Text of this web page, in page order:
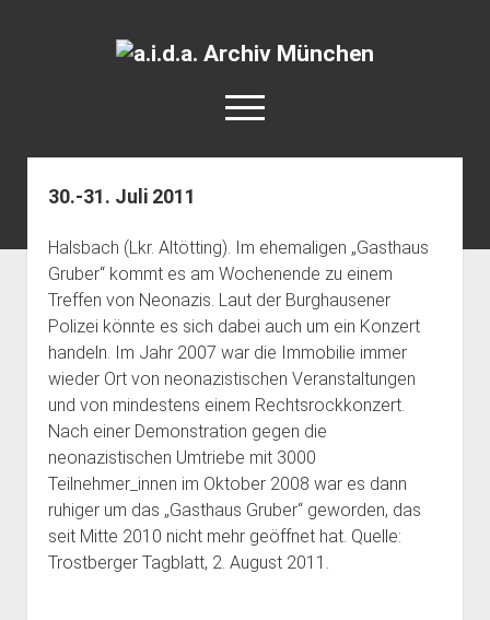
a.i.d.a.
open
menu
Aktuelles
Termine
open
dropdown
menu
Antifaschistische Termine im Süden
Rechte Termine im Süden
Rechte Termine München
Chronologie
open
dropdown
menu
a.i.d.a. e. V. unterstützen
Über a.i.d.a.
Bibliothek
Kontakt & PGP-Key
Impressum
30.-31. Juli 2011
Halsbach (Lkr. Altötting). Im ehemaligen „Gasthaus
Gruber“ kommt es am Wochenende zu einem
Treffen von Neonazis. Laut der Burghausener
Polizei könnte es sich dabei auch um ein Konzert
handeln. Im Jahr 2007 war die Immobilie immer
wieder Ort von neonazistischen Veranstaltungen
und von mindestens einem Rechtsrockkonzert.
Nach einer Demonstration gegen die
neonazistischen Umtriebe mit 3000
Teilnehmer_innen im Oktober 2008 war es dann
ruhiger um das „Gasthaus Gruber“ geworden, das
seit Mitte 2010 nicht mehr geöffnet hat. Quelle:
Trostberger Tagblatt, 2. August 2011.